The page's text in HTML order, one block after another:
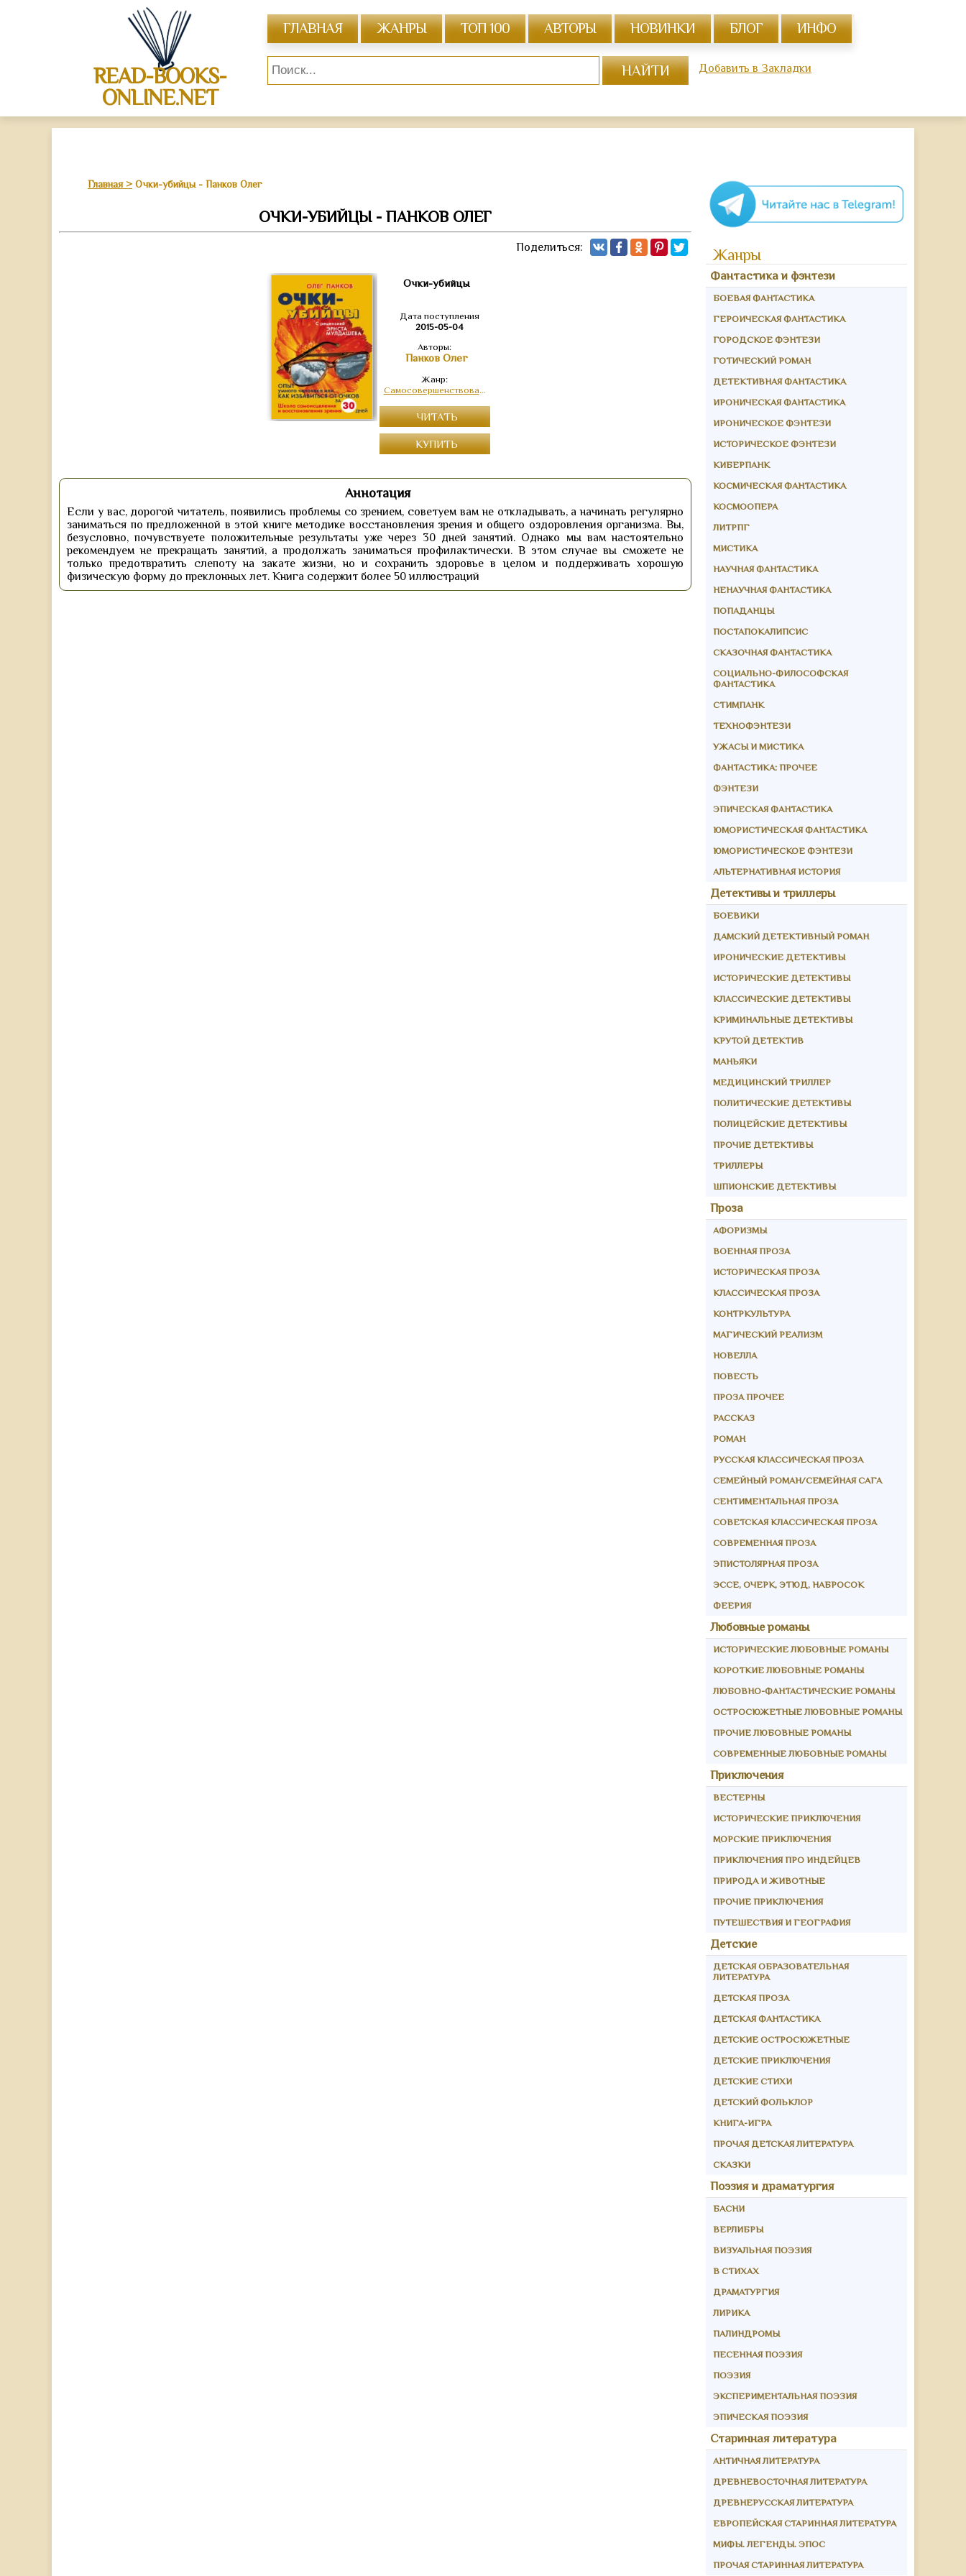
READ-BOOKS-
ONLINE.NET
ГЛАВНАЯ ЖАНРЫ ТОП 100 АВТОРЫ НОВИНКИ БЛОГ ИНФО
Добавить в Закладки
Главная Очки-убийцы - Панков Олег
ОЧКИ-УБИЙЦЫ - ПАНКОВ ОЛЕГ
Поделиться:
Очки-убийцы
Дата поступления
2015-05-04
Авторы:
Панков Олег
Жанр:
Самосовершенствование
ЧИТАТЬ
КУПИТЬ
Аннотация
Если у вас, дорогой читатель, появились проблемы со зрением, советуем вам не откладывать, а начинать регулярно
заниматься по предложенной в этой книге методике восстановления зрения и общего оздоровления организма. Вы,
безусловно, почувствуете положительные результаты уже через 30 дней занятий. Однако мы вам настоятельно
рекомендуем не прекращать занятий, а продолжать заниматься профилактически. В этом случае вы сможете не
только предотвратить слепоту на закате жизни, но и сохранить здоровье в целом и поддерживать хорошую
физическую форму до преклонных лет. Книга содержит более 50 иллюстраций
Жанры
Фантастика и фэнтези
БОЕВАЯ ФАНТАСТИКА
ГЕРОИЧЕСКАЯ ФАНТАСТИКА
ГОРОДСКОЕ ФЭНТЕЗИ
ГОТИЧЕСКИЙ РОМАН
ДЕТЕКТИВНАЯ ФАНТАСТИКА
ИРОНИЧЕСКАЯ ФАНТАСТИКА
ИРОНИЧЕСКОЕ ФЭНТЕЗИ
ИСТОРИЧЕСКОЕ ФЭНТЕЗИ
КИБЕРПАНК
КОСМИЧЕСКАЯ ФАНТАСТИКА
КОСМООПЕРА
ЛИТРПГ
МИСТИКА
НАУЧНАЯ ФАНТАСТИКА
НЕНАУЧНАЯ ФАНТАСТИКА
ПОПАДАНЦЫ
ПОСТАПОКАЛИПСИС
СКАЗОЧНАЯ ФАНТАСТИКА
СОЦИАЛЬНО-ФИЛОСОФСКАЯ
ФАНТАСТИКА
СТИМПАНК
ТЕХНОФЭНТЕЗИ
УЖАСЫ И МИСТИКА
ФАНТАСТИКА: ПРОЧЕЕ
ФЭНТЕЗИ
ЭПИЧЕСКАЯ ФАНТАСТИКА
ЮМОРИСТИЧЕСКАЯ ФАНТАСТИКА
ЮМОРИСТИЧЕСКОЕ ФЭНТЕЗИ
АЛЬТЕРНАТИВНАЯ ИСТОРИЯ
Детективы и триллеры
БОЕВИКИ
ДАМСКИЙ ДЕТЕКТИВНЫЙ РОМАН
ИРОНИЧЕСКИЕ ДЕТЕКТИВЫ
ИСТОРИЧЕСКИЕ ДЕТЕКТИВЫ
КЛАССИЧЕСКИЕ ДЕТЕКТИВЫ
КРИМИНАЛЬНЫЕ ДЕТЕКТИВЫ
КРУТОЙ ДЕТЕКТИВ
МАНЬЯКИ
МЕДИЦИНСКИЙ ТРИЛЛЕР
ПОЛИТИЧЕСКИЕ ДЕТЕКТИВЫ
ПОЛИЦЕЙСКИЕ ДЕТЕКТИВЫ
ПРОЧИЕ ДЕТЕКТИВЫ
ТРИЛЛЕРЫ
ШПИОНСКИЕ ДЕТЕКТИВЫ
Проза
АФОРИЗМЫ
ВОЕННАЯ ПРОЗА
ИСТОРИЧЕСКАЯ ПРОЗА
КЛАССИЧЕСКАЯ ПРОЗА
КОНТРКУЛЬТУРА
МАГИЧЕСКИЙ РЕАЛИЗМ
НОВЕЛЛА
ПОВЕСТЬ
ПРОЗА ПРОЧЕЕ
РАССКАЗ
РОМАН
РУССКАЯ КЛАССИЧЕСКАЯ ПРОЗА
СЕМЕЙНЫЙ РОМАН/СЕМЕЙНАЯ САГА
СЕНТИМЕНТАЛЬНАЯ ПРОЗА
СОВЕТСКАЯ КЛАССИЧЕСКАЯ ПРОЗА
СОВРЕМЕННАЯ ПРОЗА
ЭПИСТОЛЯРНАЯ ПРОЗА
ЭССЕ, ОЧЕРК, ЭТЮД, НАБРОСОК
ФЕЕРИЯ
Любовные романы
ИСТОРИЧЕСКИЕ ЛЮБОВНЫЕ РОМАНЫ
КОРОТКИЕ ЛЮБОВНЫЕ РОМАНЫ
ЛЮБОВНО-ФАНТАСТИЧЕСКИЕ РОМАНЫ
ОСТРОСЮЖЕТНЫЕ ЛЮБОВНЫЕ РОМАНЫ
ПРОЧИЕ ЛЮБОВНЫЕ РОМАНЫ
СОВРЕМЕННЫЕ ЛЮБОВНЫЕ РОМАНЫ
Приключения
ВЕСТЕРНЫ
ИСТОРИЧЕСКИЕ ПРИКЛЮЧЕНИЯ
МОРСКИЕ ПРИКЛЮЧЕНИЯ
ПРИКЛЮЧЕНИЯ ПРО ИНДЕЙЦЕВ
ПРИРОДА И ЖИВОТНЫЕ
ПРОЧИЕ ПРИКЛЮЧЕНИЯ
ПУТЕШЕСТВИЯ И ГЕОГРАФИЯ
Детские
ДЕТСКАЯ ОБРАЗОВАТЕЛЬНАЯ
ЛИТЕРАТУРА
ДЕТСКАЯ ПРОЗА
ДЕТСКАЯ ФАНТАСТИКА
ДЕТСКИЕ ОСТРОСЮЖЕТНЫЕ
ДЕТСКИЕ ПРИКЛЮЧЕНИЯ
ДЕТСКИЕ СТИХИ
ДЕТСКИЙ ФОЛЬКЛОР
КНИГА-ИГРА
ПРОЧАЯ ДЕТСКАЯ ЛИТЕРАТУРА
СКАЗКИ
Поэзия и драматургия
БАСНИ
ВЕРЛИБРЫ
ВИЗУАЛЬНАЯ ПОЭЗИЯ
В СТИХАХ
ДРАМАТУРГИЯ
ЛИРИКА
ПАЛИНДРОМЫ
ПЕСЕННАЯ ПОЭЗИЯ
ПОЭЗИЯ
ЭКСПЕРИМЕНТАЛЬНАЯ ПОЭЗИЯ
ЭПИЧЕСКАЯ ПОЭЗИЯ
Старинная литература
АНТИЧНАЯ ЛИТЕРАТУРА
ДРЕВНЕВОСТОЧНАЯ ЛИТЕРАТУРА
ДРЕВНЕРУССКАЯ ЛИТЕРАТУРА
ЕВРОПЕЙСКАЯ СТАРИННАЯ ЛИТЕРАТУРА
МИФЫ. ЛЕГЕНДЫ. ЭПОС
ПРОЧАЯ СТАРИННАЯ ЛИТЕРАТУРА